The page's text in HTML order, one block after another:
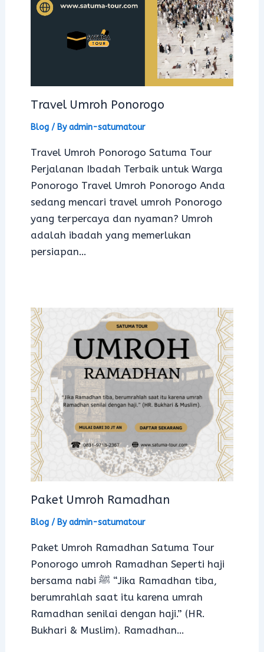
Travel Umroh Ponorogo
Blog/ Byadmin-satumatour
Travel Umroh Ponorogo Satuma Tour
Perjalanan Ibadah Terbaik untuk Warga
Ponorogo Travel Umroh Ponorogo Anda
sedang mencari travel umroh Ponorogo
yang terpercaya dan nyaman? Umroh
adalah ibadah yang memerlukan
persiapan…
Paket Umroh Ramadhan
Blog/ Byadmin-satumatour
Paket Umroh Ramadhan Satuma Tour
Ponorogo umroh Ramadhan Seperti haji
bersama nabi ﷺ “Jika Ramadhan tiba,
berumrahlah saat itu karena umrah
Ramadhan senilai dengan haji.” (HR.
Bukhari & Muslim). Ramadhan…